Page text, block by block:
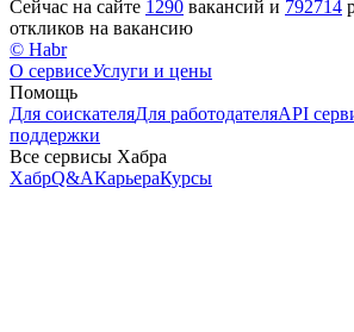
Сейчас на сайте 1290 вакансий и 792714
откликов на вакансию
© Habr
О сервисеУслуги и цены
Помощь
Для соискателяДля работодателяAPI
поддержки
Все сервисы Хабра
ХабрQ&AКарьераКурсы